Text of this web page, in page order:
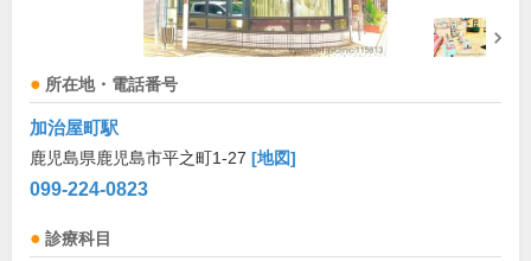
所在地・電話番号
加治屋町駅
鹿児島県鹿児島市平之町1-27 [地図]
099-224-0823
診療科目